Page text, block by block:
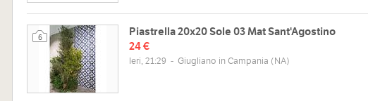
6
Piastrella 20x20 Sole 03 Mat Sant'Agostino
24 €
Ieri, 21:29 - Giugliano in Campania (NA)